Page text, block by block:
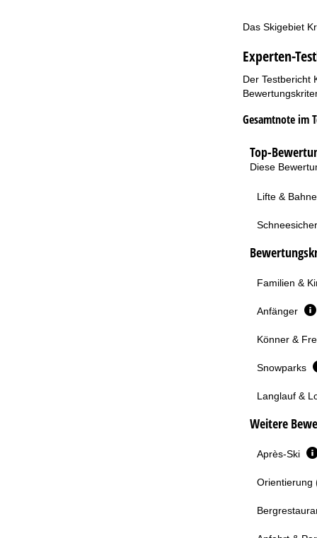
Das Skigebiet
Experten-
Der Testbericht
Gesamtnote im
Top-
Diese
Lifte &
Familien &
Anfänger
Könner &
Snowparks
Langlauf &
Weitere
Après-Ski
Orientierung